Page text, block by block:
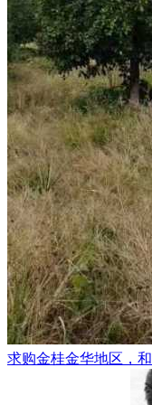
求购金桂金华地区，